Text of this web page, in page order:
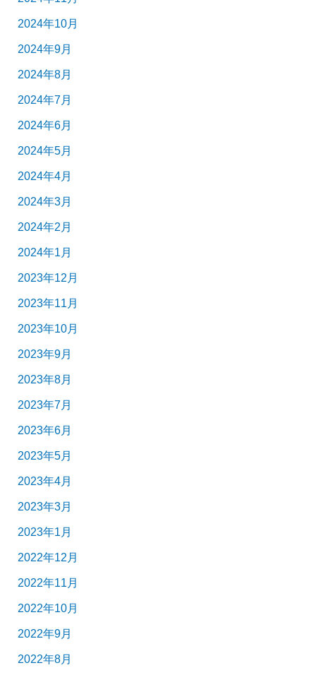
2024年10月
2024年9月
2024年8月
2024年7月
2024年6月
2024年5月
2024年4月
2024年3月
2024年2月
2024年1月
2023年12月
2023年11月
2023年10月
2023年9月
2023年8月
2023年7月
2023年6月
2023年5月
2023年4月
2023年3月
2023年1月
2022年12月
2022年11月
2022年10月
2022年9月
2022年8月